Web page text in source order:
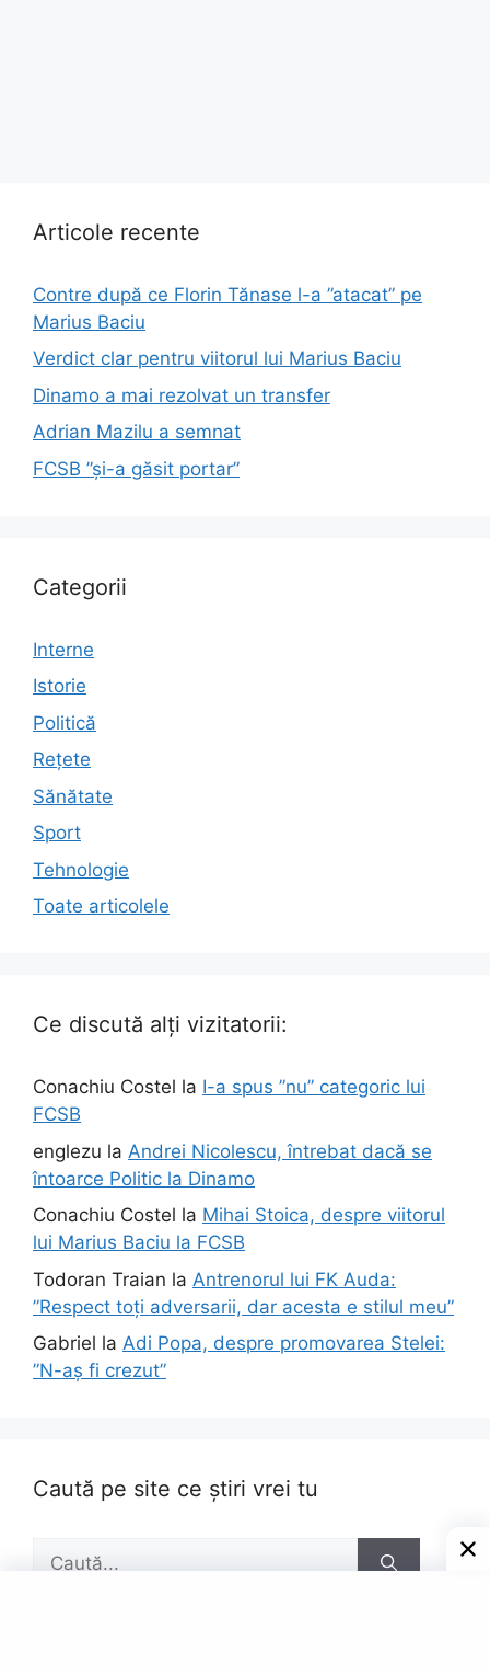
Articole recente
Contre după ce Florin Tănase l-a ”atacat” pe
Marius Baciu
Verdict clar pentru viitorul lui Marius Baciu
Dinamo a mai rezolvat un transfer
Adrian Mazilu a semnat
FCSB ”și-a găsit portar”
Categorii
Interne
Istorie
Politică
Rețete
Sănătate
Sport
Tehnologie
Toate articolele
Ce discută alți vizitatorii:
Conachiu Costel la I-a spus ”nu” categoric lui
FCSB
englezu la Andrei Nicolescu, întrebat dacă se
întoarce Politic la Dinamo
Conachiu Costel la Mihai Stoica, despre viitorul
lui Marius Baciu la FCSB
Todoran Traian la Antrenorul lui FK Auda:
”Respect toți adversarii, dar acesta e stilul meu”
Gabriel la Adi Popa, despre promovarea Stelei:
”N-aș fi crezut”
Caută pe site ce știri vrei tu
Caută
după: